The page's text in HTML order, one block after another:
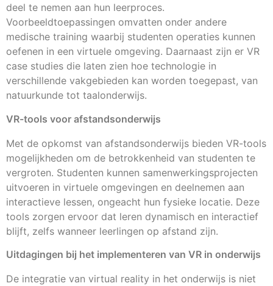
deel te nemen aan hun leerproces.
Voorbeeldtoepassingen omvatten onder andere
medische training waarbij studenten operaties kunnen
oefenen in een virtuele omgeving. Daarnaast zijn er VR
case studies die laten zien hoe technologie in
verschillende vakgebieden kan worden toegepast, van
natuurkunde tot taalonderwijs.
VR-tools voor afstandsonderwijs
Met de opkomst van afstandsonderwijs bieden VR-tools
mogelijkheden om de betrokkenheid van studenten te
vergroten. Studenten kunnen samenwerkingsprojecten
uitvoeren in virtuele omgevingen en deelnemen aan
interactieve lessen, ongeacht hun fysieke locatie. Deze
tools zorgen ervoor dat leren dynamisch en interactief
blijft, zelfs wanneer leerlingen op afstand zijn.
Uitdagingen bij het implementeren van VR in onderwijs
De integratie van virtual reality in het onderwijs is niet